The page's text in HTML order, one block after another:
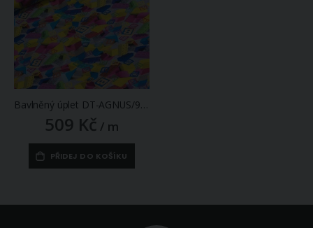
Bavlněný úplet DT-AGNUS/9 DIGITÁLNÍ TISK LEGO, š.180cm (látka v metráži)
509 Kč / m
PŘIDEJ DO KOŠÍKU